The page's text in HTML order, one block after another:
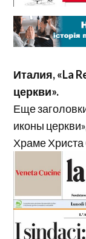
Италия, «La
церкви».
Еще
иконы
Храме Христа